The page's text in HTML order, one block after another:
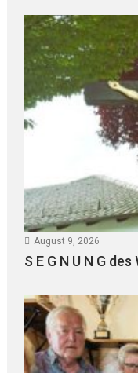
August 9, 2026
S E G N U N G